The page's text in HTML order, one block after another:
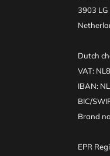
3903 LG
Dutch
VAT:
IBAN:
BIC/
Brand
EPR